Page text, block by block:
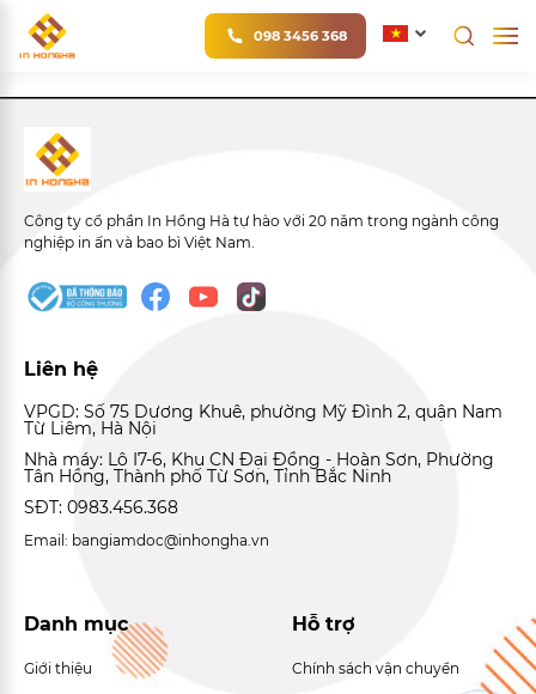
098 3456 368
Công ty cổ phần In Hồng Hà tự hào với 20 năm trong ngành công
nghiệp in ấn và bao bì Việt Nam.
Liên hệ
VPGD: Số 75 Dương Khuê, phường Mỹ Đình 2, quận Nam
Từ Liêm, Hà Nội
Nhà máy: Lô I7-6, Khu CN Đại Đồng - Hoàn Sơn, Phường
Tân Hồng, Thành phố Từ Sơn, Tỉnh Bắc Ninh
SĐT: 0983.456.368
Email: bangiamdoc@inhongha.vn
Danh mục
Giới thiệu
Hỗ trợ
Chính sách vận chuyển